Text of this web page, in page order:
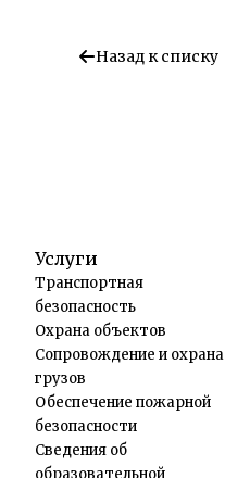
Назад к списку
Услуги
Транспортная
безопасность
Охрана объектов
Сопровождение и охрана
грузов
Обеспечение пожарной
безопасности
Сведения об
образовательной